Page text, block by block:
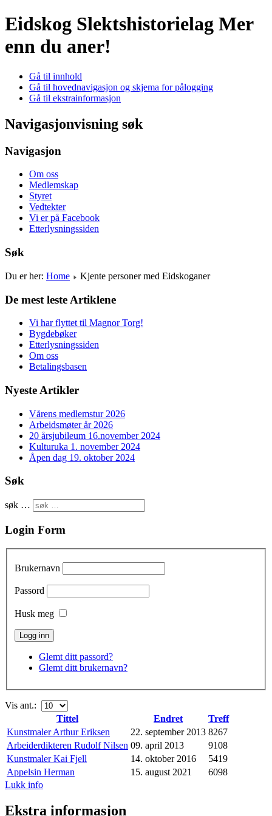
Eidskog Slektshistorielag Mer
enn du aner!
Gå til innhold
Gå til hovednavigasjon og skjema for pålogging
Gå til ekstrainformasjon
Navigasjonvisning søk
Navigasjon
Om oss
Medlemskap
Styret
Vedtekter
Vi er på Facebook
Etterlysningssiden
Søk
Du er her: Home Kjente personer med Eidskoganer
De mest leste Artiklene
Vi har flyttet til Magnor Torg!
Bygdebøker
Etterlysningssiden
Om oss
Betalingsbasen
Nyeste Artikler
Vårens medlemstur 2026
Arbeidsmøter år 2026
20 årsjubileum 16.november 2024
Kulturuka 1. november 2024
Åpen dag 19. oktober 2024
Søk
søk …
Login Form
Brukernavn
Passord
Husk meg
Glemt ditt passord?
Glemt ditt brukernavn?
Vis ant.:
Tittel
Endret
Treff
Kunstmaler Arthur Eriksen
22. september 2013 8267
Arbeiderdikteren Rudolf Nilsen 09. april 2013
9108
Kunstmaler Kai Fjell
14. oktober 2016
5419
Appelsin Herman
15. august 2021
6098
Lukk info
Ekstra informasjon